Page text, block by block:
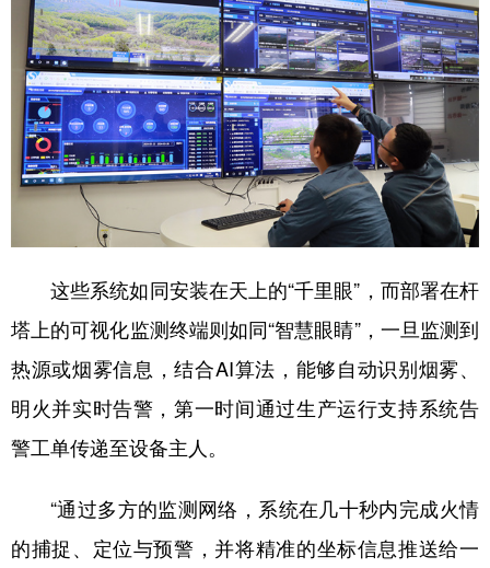
这些系统如同安装在天上的“千里眼”，而部署在杆
塔上的可视化监测终端则如同“智慧眼睛”，一旦监测到
热源或烟雾信息，结合AI算法，能够自动识别烟雾、
明火并实时告警，第一时间通过生产运行支持系统告
警工单传递至设备主人。
“通过多方的监测网络，系统在几十秒内完成火情
的捕捉、定位与预警，并将精准的坐标信息推送给一